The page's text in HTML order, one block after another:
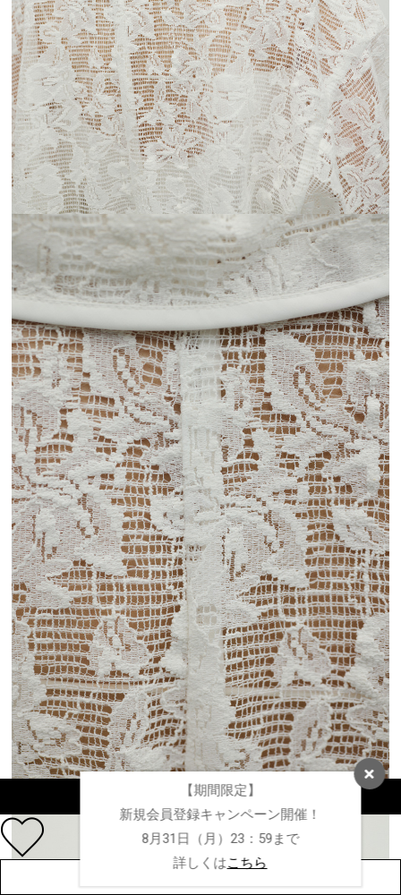
カラーを選択する（フリーサイズ）
【期間限定】
新規会員登録キャンペーン開催！
8月31日（月）23：59まで
詳しくはこちら